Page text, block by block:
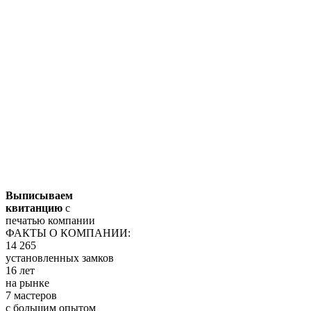
Выписываем
квитанцию с
печатью компании
ФАКТЫ О КОМПАНИИ:
14 265
установленных замков
16 лет
на рынке
7 мастеров
с большим опытом